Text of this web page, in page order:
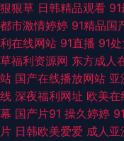
视频 福利夜导航 玖草资源
青草tp 午夜福利性交 超碰
网线路一二三 三级片入口
场 AV网站入口 国产三级片
狠狠草 日韩精品观看
都市激情婷婷 91精品国
利在线网站 91直播 91
草福利资源网 东方成人
站 国产在线播放网站 亚
线 深夜福利网址 欧美在
幕 国产片91 操久婷婷
片 日韩欧美爱爱 成人亚